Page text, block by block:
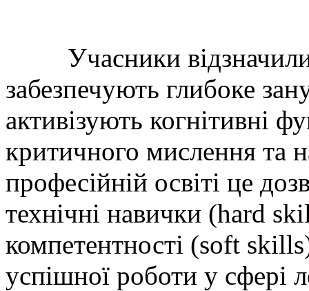
Учасники відзначили,
забезпечують глибоке
активізують когнітивні
критичного мислення та
професійній освіті це
технічні навички (hard
компетентності (soft
успішної роботи у сфері